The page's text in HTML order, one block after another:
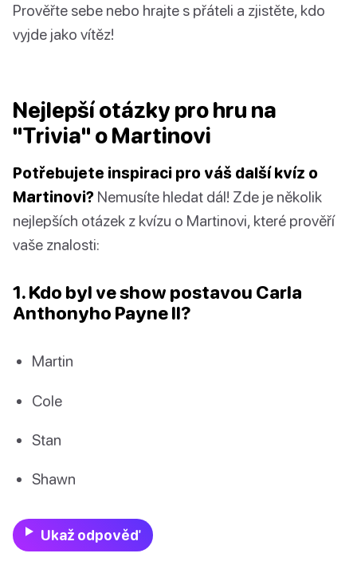
Prověřte sebe nebo hrajte s přáteli a zjistěte, kdo
vyjde jako vítěz!
Nejlepší otázky pro hru na
"Trivia" o Martinovi
Potřebujete inspiraci pro váš další kvíz o
Martinovi? Nemusíte hledat dál! Zde je několik
nejlepších otázek z kvízu o Martinovi, které prověří
vaše znalosti:
1. Kdo byl ve show postavou Carla
Anthonyho Payne II?
Martin
Cole
Stan
Shawn
Ukaž odpověď